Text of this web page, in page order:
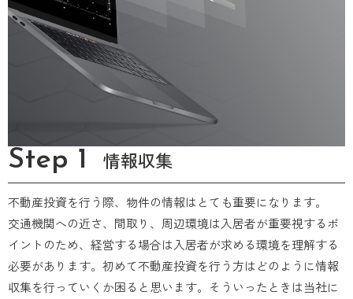
Step 1 情報収集
不動産投資を行う際、物件の情報はとても重要になります。
交通機関への近さ、間取り、周辺環境は入居者が重要視するポ
イントのため、経営する場合は入居者が求める環境を理解する
必要があります。初めて不動産投資を行う方はどのように情報
収集を行っていくか困ると思います。そういったときは当社に